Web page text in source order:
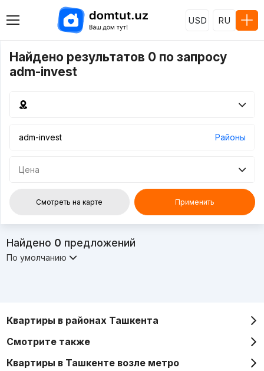
USD RU
Найдено результатов 0 по запросу
adm-invest
Районы
Цена
Смотреть на карте Применить
Найдено 0 предложений
По умолчанию
Квартиры в районах Ташкента
Смотрите также
Квартиры в Ташкенте возле метро